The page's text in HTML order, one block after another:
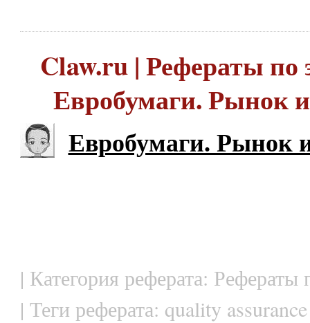
Claw.ru | Рефераты по
Евробумаги. Рынок
Евробумаги. Рынок
| Категория реферата: Рефераты
| Теги реферата: quality